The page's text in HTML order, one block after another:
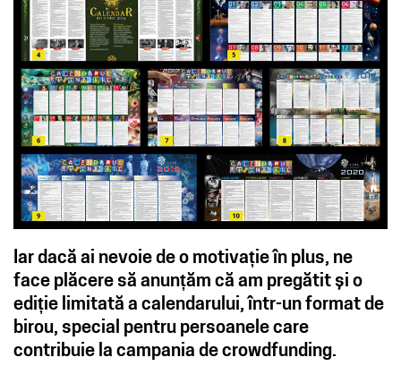
Iar dacă ai nevoie de o motivație în plus, ne
face plăcere să anunțăm că am pregătit și o
ediție limitată a calendarului, într-un format de
birou, special pentru persoanele care
contribuie la campania de crowdfunding.